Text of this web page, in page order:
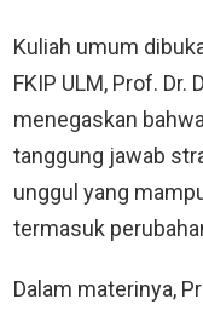
Kuliah umum
FKIP ULM, Prof. Dr.
menegaskan
tanggung jawab
unggul yang
termasuk
Dalam materinya,